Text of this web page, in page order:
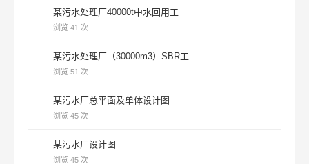
某污水处理厂40000t中水回用工
浏览 41 次
某污水处理厂（30000m3）SBR工
浏览 51 次
某污水厂总平面及单体设计图
浏览 45 次
某污水厂设计图
浏览 45 次